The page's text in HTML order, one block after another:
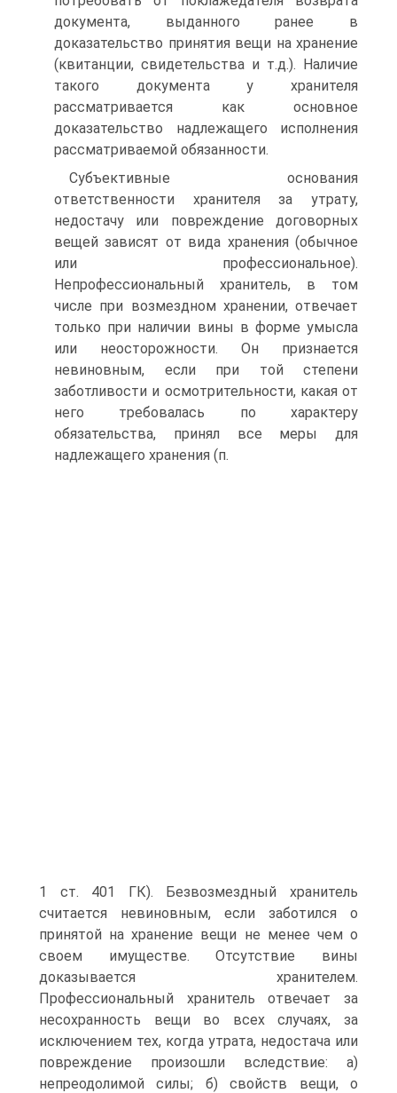
документа, выданного ранее в
доказательство принятия вещи на хранение
(квитанции, свидетельства и т.д.). Наличие
такого документа у хранителя
рассматривается как основное
доказательство надлежащего исполнения
рассматриваемой обязанности.
Субъективные основания
ответственности хранителя за утрату,
недостачу или повреждение договорных
вещей зависят от вида хранения (обычное
или профессиональное).
Непрофессиональный хранитель, в том
числе при возмездном хранении, отвечает
только при наличии вины в форме умысла
или неосторожности. Он признается
невиновным, если при той степени
заботливости и осмотрительности, какая от
него требовалась по характеру
обязательства, принял все меры для
надлежащего хранения (п.
1 ст. 401 ГК). Безвозмездный хранитель
считается невиновным, если заботился о
принятой на хранение вещи не менее чем о
своем имуществе. Отсутствие вины
доказывается хранителем.
Профессиональный хранитель отвечает за
несохранность вещи во всех случаях, за
исключением тех, когда утрата, недостача или
повреждение произошли вследствие: а)
непреодолимой силы; б) свойств вещи, о